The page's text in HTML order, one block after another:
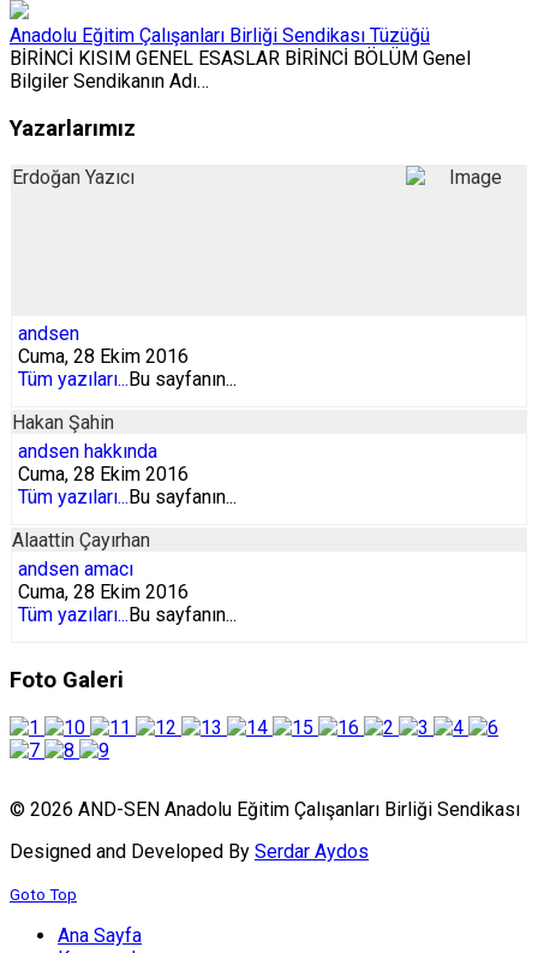
Anadolu Eğitim Çalışanları Birliği Sendikası Tüzüğü
BİRİNCİ KISIM GENEL ESASLAR BİRİNCİ BÖLÜM Genel
Bilgiler Sendikanın Adı…
Yazarlarımız
Erdoğan Yazıcı
andsen
Cuma, 28 Ekim 2016
Bu sayfanın...
Tüm yazıları...
Hakan Şahin
andsen hakkında
Cuma, 28 Ekim 2016
Bu sayfanın...
Tüm yazıları...
Alaattin Çayırhan
andsen amacı
Cuma, 28 Ekim 2016
Bu sayfanın...
Tüm yazıları...
Foto Galeri
© 2026 AND-SEN Anadolu Eğitim Çalışanları Birliği Sendikası
Designed and Developed By Serdar Aydos
Goto Top
Ana Sayfa